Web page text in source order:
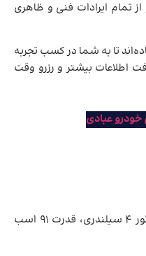
تمام ایرادات فنی و ظاهری
تا به شما در کسب تجربه
اطلاعات بیشتر و رزرو وقت
عبادی
خودرو هاچ‌بک محصول سایپا با موتور 4 سیلندری، قدرت 91 اسب